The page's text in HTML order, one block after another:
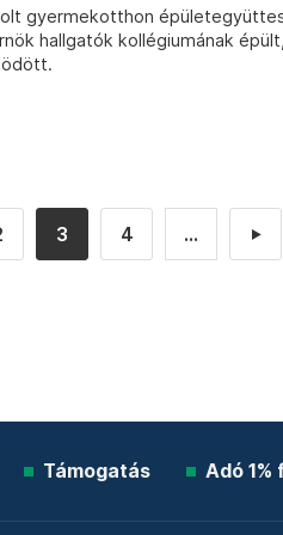
gyermekotthon
hallgatók kollégiumának
3 4 ... ►
Támogatás Adó 1%